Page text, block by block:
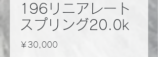
196リニアレート
スプリング20.0k
￥30,000